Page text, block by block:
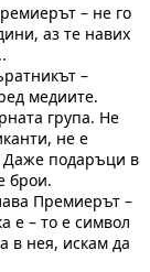
– не го
аз те навих
–
медиите.
група. Не
не е
Даже подаръци в
брои.
Премиерът –
е – то е символ
в нея, искам да